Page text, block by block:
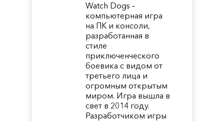
Watch Dogs –
компьютерная игра
на ПК и консоли,
разработанная в
стиле
приключенческого
боевика с видом от
третьего лица и
огромным открытым
миром. Игра вышла в
свет в 2014 году.
Разработчиком игры